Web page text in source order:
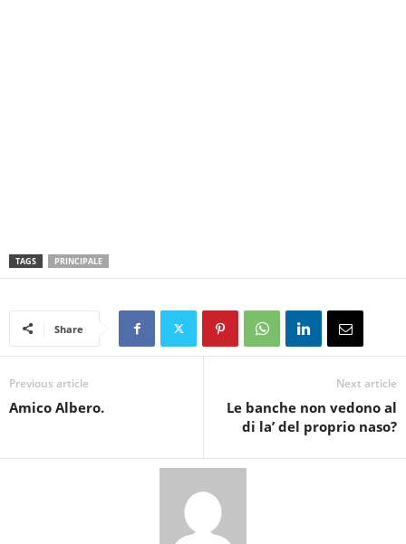
TAGS PRINCIPALE
Share
Previous article
Amico Albero.
Next article
Le banche non vedono al
di la’ del proprio naso?